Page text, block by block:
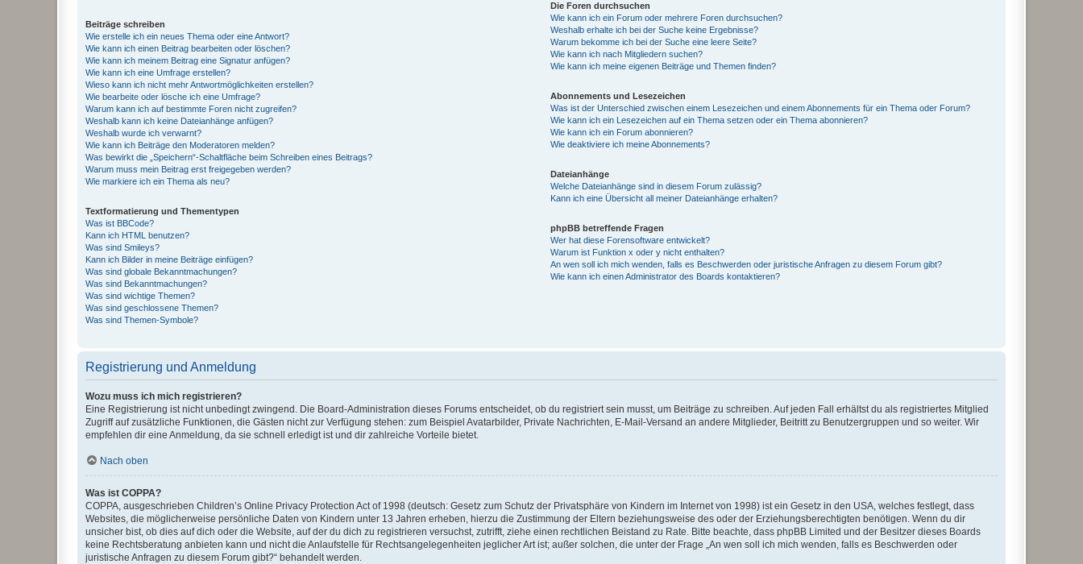
Beiträge schreiben
Wie erstelle ich ein neues Thema oder eine Antwort?
Wie kann ich einen Beitrag bearbeiten oder löschen?
Wie kann ich meinem Beitrag eine Signatur anfügen?
Wie kann ich eine Umfrage erstellen?
Wieso kann ich nicht mehr Antwortmöglichkeiten erstellen?
Wie bearbeite oder lösche ich eine Umfrage?
Warum kann ich auf bestimmte Foren nicht zugreifen?
Weshalb kann ich keine Dateianhänge anfügen?
Weshalb wurde ich verwarnt?
Wie kann ich Beiträge den Moderatoren melden?
Was bewirkt die „Speichern“-Schaltfläche beim Schreiben eines Beitrags?
Warum muss mein Beitrag erst freigegeben werden?
Wie markiere ich ein Thema als neu?
Textformatierung und Thementypen
Was ist BBCode?
Kann ich HTML benutzen?
Was sind Smileys?
Kann ich Bilder in meine Beiträge einfügen?
Was sind globale Bekanntmachungen?
Was sind Bekanntmachungen?
Was sind wichtige Themen?
Was sind geschlossene Themen?
Was sind Themen-Symbole?
Die Foren durchsuchen
Wie kann ich ein Forum oder mehrere Foren durchsuchen?
Weshalb erhalte ich bei der Suche keine Ergebnisse?
Warum bekomme ich bei der Suche eine leere Seite?
Wie kann ich nach Mitgliedern suchen?
Wie kann ich meine eigenen Beiträge und Themen finden?
Abonnements und Lesezeichen
Was ist der Unterschied zwischen einem Lesezeichen und einem Abonnements für ein Thema oder Forum?
Wie kann ich ein Lesezeichen auf ein Thema setzen oder ein Thema abonnieren?
Wie kann ich ein Forum abonnieren?
Wie deaktiviere ich meine Abonnements?
Dateianhänge
Welche Dateianhänge sind in diesem Forum zulässig?
Kann ich eine Übersicht all meiner Dateianhänge erhalten?
phpBB betreffende Fragen
Wer hat diese Forensoftware entwickelt?
Warum ist Funktion x oder y nicht enthalten?
An wen soll ich mich wenden, falls es Beschwerden oder juristische Anfragen zu diesem Forum gibt?
Wie kann ich einen Administrator des Boards kontaktieren?
Registrierung und Anmeldung
Wozu muss ich mich registrieren?
Eine Registrierung ist nicht unbedingt zwingend. Die Board-Administration dieses Forums entscheidet, ob du registriert sein musst, um Beiträge zu schreiben. Auf jeden Fall erhältst du als registriertes Mitglied
Zugriff auf zusätzliche Funktionen, die Gästen nicht zur Verfügung stehen: zum Beispiel Avatarbilder, Private Nachrichten, E-Mail-Versand an andere Mitglieder, Beitritt zu Benutzergruppen und so weiter. Wir
empfehlen dir eine Anmeldung, da sie schnell erledigt ist und dir zahlreiche Vorteile bietet.
Nach oben
Was ist COPPA?
COPPA, ausgeschrieben Children’s Online Privacy Protection Act of 1998 (deutsch: Gesetz zum Schutz der Privatsphäre von Kindern im Internet von 1998) ist ein Gesetz in den USA, welches festlegt, dass
Websites, die möglicherweise persönliche Daten von Kindern unter 13 Jahren erheben, hierzu die Zustimmung der Eltern beziehungsweise des oder der Erziehungsberechtigten benötigen. Wenn du dir
unsicher bist, ob dies auf dich oder die Website, auf der du dich zu registrieren versuchst, zutrifft, ziehe einen rechtlichen Beistand zu Rate. Bitte beachte, dass phpBB Limited und der Besitzer dieses Boards
keine Rechtsberatung anbieten kann und nicht die Anlaufstelle für Rechtsangelegenheiten jeglicher Art ist; außer solchen, die unter der Frage „An wen soll ich mich wenden, falls es Beschwerden oder
juristische Anfragen zu diesem Forum gibt?“ behandelt werden.